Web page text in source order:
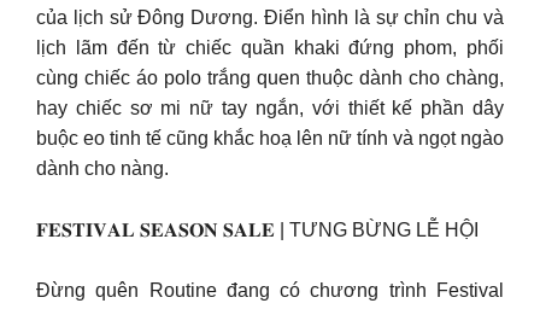
của lịch sử Đông Dương. Điển hình là sự chỉn chu và
lịch lãm đến từ chiếc quần khaki đứng phom, phối
cùng chiếc áo polo trắng quen thuộc dành cho chàng,
hay chiếc sơ mi nữ tay ngắn, với thiết kế phần dây
buộc eo tinh tế cũng khắc hoạ lên nữ tính và ngọt ngào
dành cho nàng.​
𝐅𝐄𝐒𝐓𝐈𝐕𝐀𝐋 𝐒𝐄𝐀𝐒𝐎𝐍 𝐒𝐀𝐋𝐄 | TƯNG BỪNG LỄ HỘI​
Đừng quên Routine đang có chương trình Festival